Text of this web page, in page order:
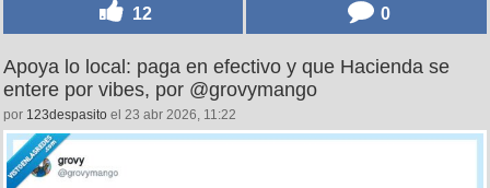
12 0
Apoya lo local: paga en efectivo y que Hacienda se
entere por vibes, por @grovymango
por 123despasito el 23 abr 2026, 11:22